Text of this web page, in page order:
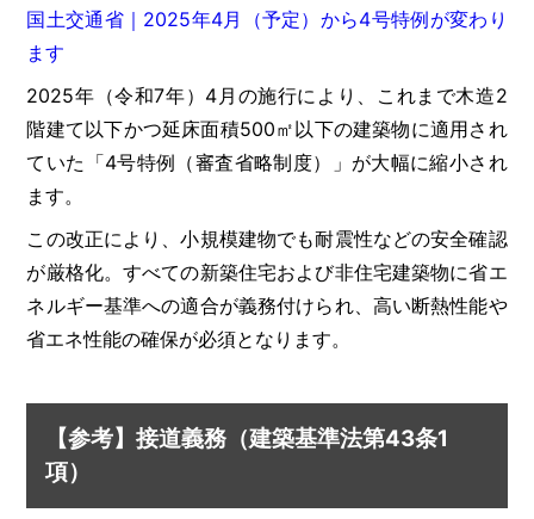
国土交通省｜2025年4月（予定）から4号特例が変わり
ます
2025年（令和7年）4月の施行により、これまで木造2
階建て以下かつ延床面積500㎡以下の建築物に適用され
ていた「4号特例（審査省略制度）」が大幅に縮小され
ます。
この改正により、小規模建物でも耐震性などの安全確認
が厳格化。すべての新築住宅および非住宅建築物に省エ
ネルギー基準への適合が義務付けられ、高い断熱性能や
省エネ性能の確保が必須となります。
【参考】接道義務（建築基準法第43条1
項）